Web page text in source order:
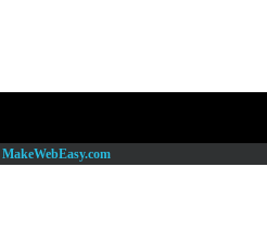
MakeWebEasy.com